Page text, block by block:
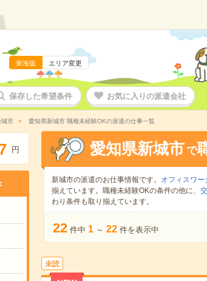
東海版 エリア変更
保存した希望条件 お気に入りの派遣会社
市 愛知県新城市 職種未経験OKの派遣の仕事一覧
円 愛知県新城市 で
新城市の派遣のお仕事情報です。 オフィスワー
揃えています。職種未経験OKの条件の他に、
わり条件も取り揃えています。
22 件中 1 ～ 22 件を表示中
未読